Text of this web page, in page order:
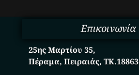
Επικοινωνία
25ης Μαρτίου 35,
Πέραμα, Πειραιάς, ΤΚ.18863